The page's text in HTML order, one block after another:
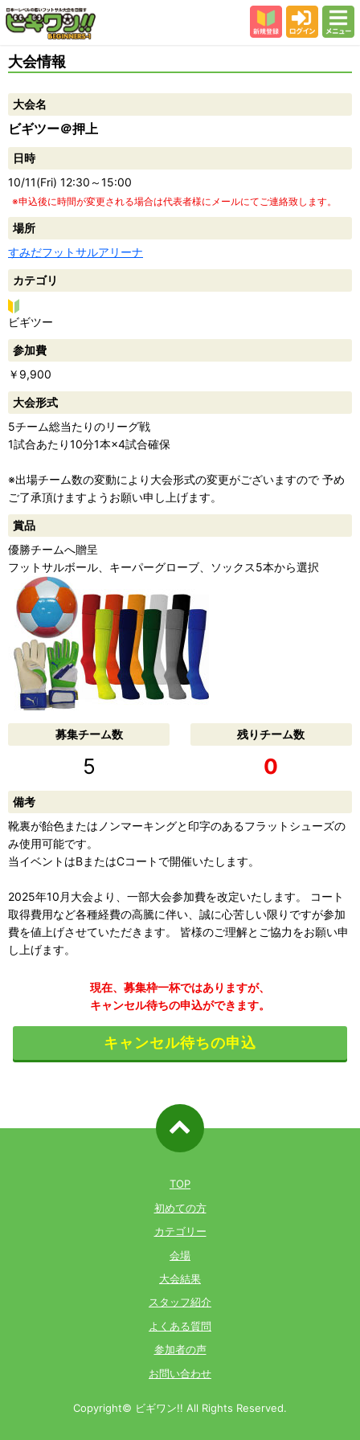
会場
スタッフ紹介
よくある質問
参加者の声
大会情報
大会名
ビギツー＠押上
日時
10/11(Fri) 12:30～15:00
※申込後に時間が変更される場合は代表者様にメールにてご連絡致します。
場所
すみだフットサルアリーナ
カテゴリ
ビ
ギ
ツ
ー
ビギツー
参加費
￥9,900
大会形式
5チーム総当たりのリーグ戦
1試合あたり10分1本×4試合確保
※出場チーム数の変動により大会形式の変更がございますので 予め
ご了承頂けますようお願い申し上げます。
賞品
優勝チームへ贈呈
フットサルボール、キーパーグローブ、ソックス5本から選択
募集チーム数
5
残りチーム数
0
備考
靴裏が飴色またはノンマーキングと印字のあるフラットシューズの
み使用可能です。
当イベントはBまたはCコートで開催いたします。
2025年10月大会より、一部大会参加費を改定いたします。 コート
取得費用など各種経費の高騰に伴い、誠に心苦しい限りですが参加
費を値上げさせていただきます。 皆様のご理解とご協力をお願い申
し上げます。
現在、募集枠一杯ではありますが、
キャンセル待ちの申込ができます。
キャンセル待ちの申込
TOP
初めての方
カテゴリー
会場
大会結果
スタッフ紹介
よくある質問
参加者の声
お問い合わせ
Copyright© ビギワン!! All Rights Reserved.